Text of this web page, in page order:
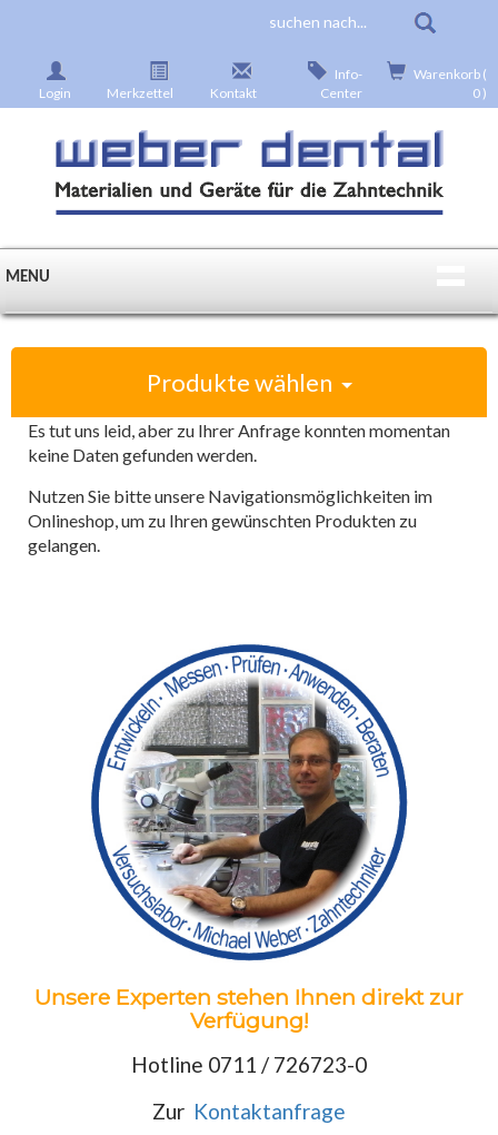
Login Merkzettel Kontakt
Info-
Center
Warenkorb (
0 )
MENU
Produkte wählen
Es tut uns leid, aber zu Ihrer Anfrage konnten momentan
keine Daten gefunden werden.
Nutzen Sie bitte unsere Navigationsmöglichkeiten im
Onlineshop, um zu Ihren gewünschten Produkten zu
gelangen.
Unsere Experten stehen Ihnen direkt zur
Verfügung!
Hotline 0711 / 726723-0
Zur Kontaktanfrage